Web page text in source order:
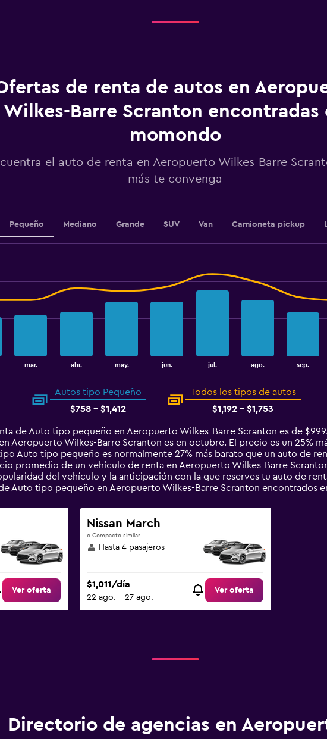
categories.
The
has
displaying
de renta de autos en
Wilkes-Barre Scranton encontradas
momondo
el auto de renta en Aeropuerto Wilkes-Barre
más te convenga
Pequeño Mediano Grande SUV Van Camioneta pickup
mar. abr. may. jun. jul. ago. sep.
Autos tipo Pequeño
$758 - $1,412
Todos los tipos de autos
$1,192 - $1,753
de Auto tipo pequeño en Aeropuerto Wilkes-Barre Scranton es de
Aeropuerto Wilkes-Barre Scranton es en octubre. El precio es un 25%
Auto tipo pequeño es normalmente 27% más barato que un auto de
promedio de un vehículo de renta en Aeropuerto Wilkes-Barre
del vehículo y la anticipación con la que reserves tu auto de
Auto tipo pequeño en Aeropuerto Wilkes-Barre Scranton encontrados
Ver oferta
Nissan March
o Compacto similar
Hasta 4 pasajeros
$1,011/día
22 ago. - 27 ago.
Ver oferta
Directorio de agencias en